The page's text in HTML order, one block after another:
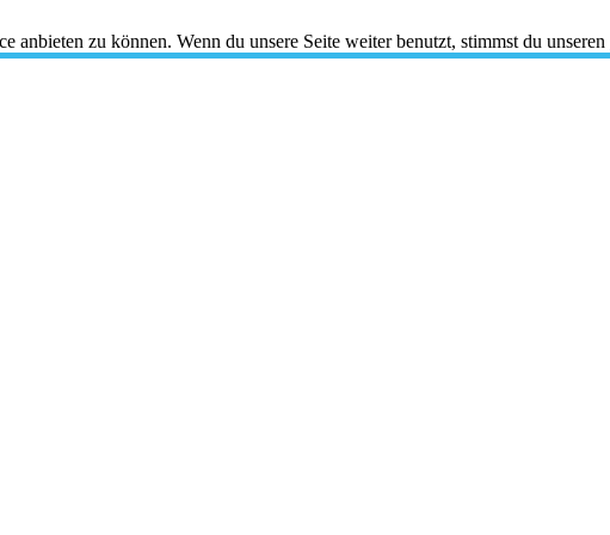
anbieten zu können. Wenn du unsere Seite weiter benutzt, stimmst du unseren